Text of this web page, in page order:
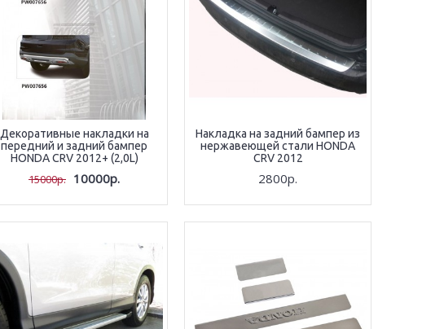
Декоративные накладки на
передний и задний бампер
HONDA CRV 2012+ (2,0L)
15000р. 10000р.
Накладка на задний бампер из
нержавеющей стали HONDA
CRV 2012
2800р.